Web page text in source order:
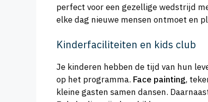
perfect voor een gezellige wedstrijd
elke dag nieuwe mensen ontmoet en
Kinderfaciliteiten en kids club
Je kinderen hebben de tijd van hun
op het programma. Face painting,
kleine gasten samen dansen.